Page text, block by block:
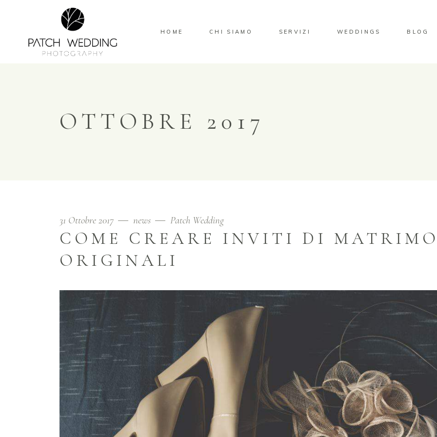
HOME CHI SIAMO SERVIZI WEDDINGS BLOG
OTTOBRE 2017
31 Ottobre 2017 news Patch Wedding
COME CREARE INVITI DI
ORIGINALI